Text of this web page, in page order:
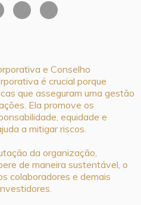
e Conselho
é crucial porque
que asseguram uma gestão
Ela promove os
equidade e
a mitigar riscos.
da organização,
de maneira sustentável, o
colaboradores e demais